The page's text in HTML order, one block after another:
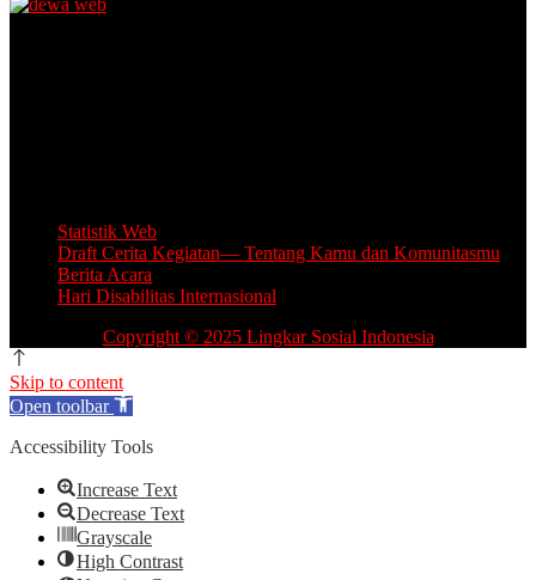
Statistik Web
Draft Cerita Kegiatan— Tentang Kamu dan Komunitasmu
Berita Acara
Hari Disabilitas Internasional
Copyright © 2025 Lingkar Sosial Indonesia
Skip to content
Open toolbar
Accessibility Tools
Increase Text
Decrease Text
Grayscale
High Contrast